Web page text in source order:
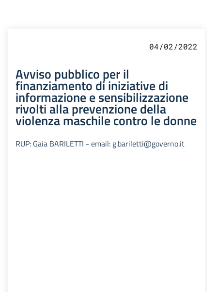
04/02/2022
Avviso pubblico per il
finanziamento di iniziative di
informazione e sensibilizzazione
rivolti alla prevenzione della
violenza maschile contro le donne
RUP: Gaia BARILETTI - email: g.bariletti@governo.it